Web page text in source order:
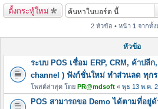
ตั้งกระทู้ใหม่
2 หัวข้อ • หน้า 1 จากทั้
หัวข้อ
ระบบ POS เชื่อม ERP, CRM, ค้าปลี
channel ) ฟังก์ชั่นใหม่ ทำส่วนลด ทุก
โพสต์ล่าสุด โดย PR@mdsoft « พุธ 13 พ.ค.
POS สามารถขอ Demo ได้ตามที่อยู่